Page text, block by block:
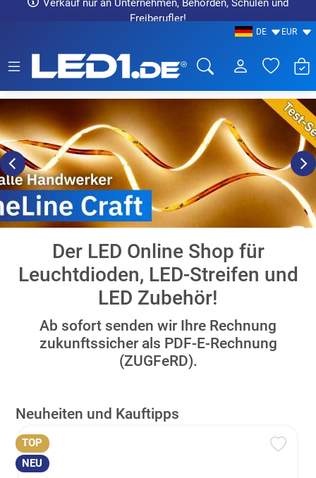
Verkauf nur an Unternehmen, Behörden, Schulen und
Freiberufler!
DE EUR
 
Der LED Online Shop für
Leuchtdioden, LED-Streifen und
LED Zubehör!
Ab sofort senden wir Ihre Rechnung
zukunftssicher als PDF-E-Rechnung
(ZUGFeRD).
Neuheiten und Kauftipps
TOP
NEU